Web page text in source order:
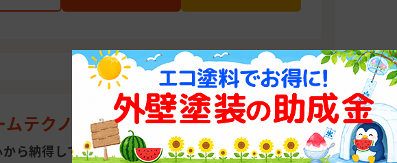
ムテクノ 株式会社
ら納得して頂ける工事を目指しております。